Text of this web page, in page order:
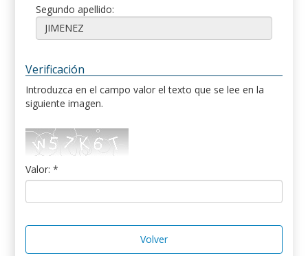
Segundo apellido:
Verificación
Introduzca en el campo valor el texto que se lee en la
siguiente imagen.
Valor: *
Volver